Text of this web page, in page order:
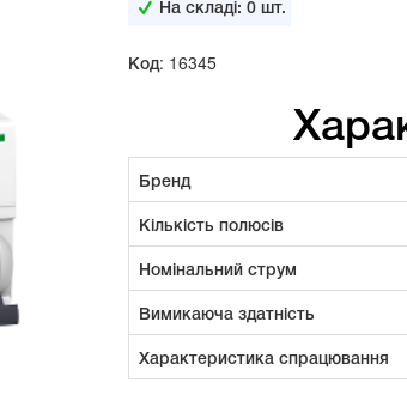
На складі: 0шт.
Код: 16345
Бренд
Кількість полюсів
Номінальний струм
Вимикаюча здатність
Характеристика спрацювання